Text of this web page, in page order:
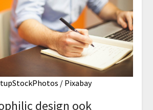
/ Pixabay
design ook